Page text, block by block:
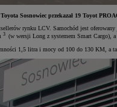
Sosnowiec przekazał 19 Toyot
rynku LCV. Samochód jest
3 (w wersji Long z systemem Smart Cargo), a
1,5 litra i mocy od 100 do 130 KM, a